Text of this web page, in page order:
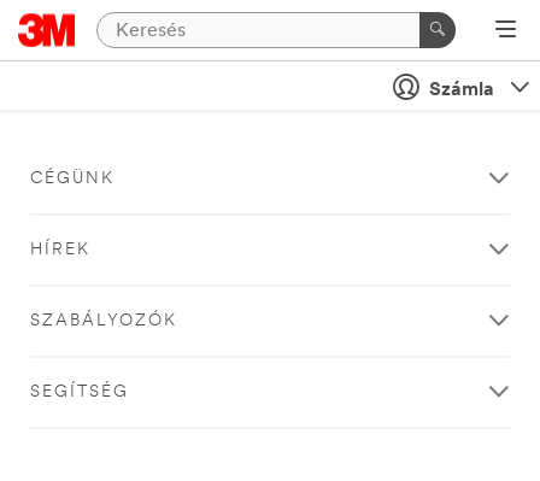
Számla
CÉGÜNK
HÍREK
SZABÁLYOZÓK
SEGÍTSÉG